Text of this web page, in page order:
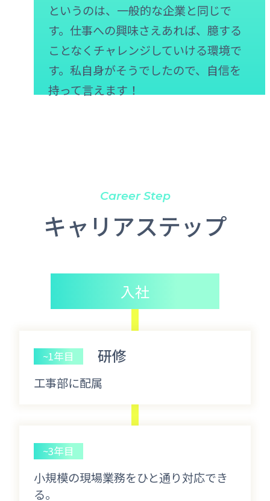
というのは、一般的な企業と同じで
す。仕事への興味さえあれば、臆する
ことなくチャレンジしていける環境で
す。私自身がそうでしたので、自信を
持って言えます！
Career Step
キャリアステップ
入社
~1年目 研修
工事部に配属
~3年目
小規模の現場業務をひと通り対応でき
る。